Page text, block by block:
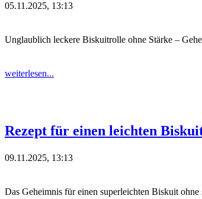
05.11.2025, 13:13
Unglaublich leckere Biskuitrolle ohne Stärke –
weiterlesen...
Rezept für einen leichten
09.11.2025, 13:13
Das Geheimnis für einen superleichten Biskuit